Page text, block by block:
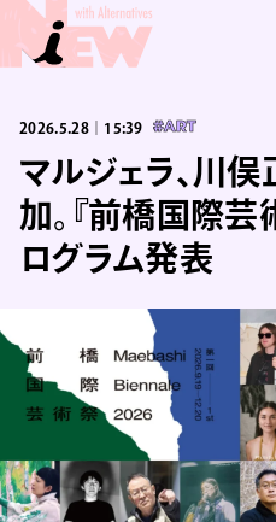
2026.5.28｜15:39 #ART
マルジェラ、川
加。『前橋国際
ログラム発表